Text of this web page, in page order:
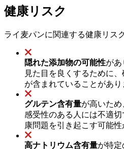
健康リスク
ライ麦パンに関連する健康リス
隠れた添加物の可能性が
見た目を良くするために
が含まれていることがあり
グルテン含有量が高いた
感受性のある人には不適
康問題を引き起こす可能性
高ナトリウム含有量が特